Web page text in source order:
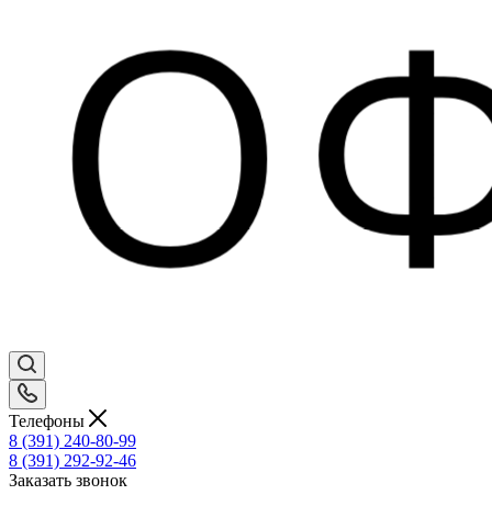
Телефоны
8 (391) 240-80-99
8 (391) 292-92-46
Заказать звонок